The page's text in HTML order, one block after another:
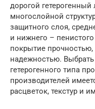
дорогой
многослойной
защитного слоя,
и нижнего – пенистого
покрытие
надежностью.
гетерогенного типа
производителей
расцветок, текстур и